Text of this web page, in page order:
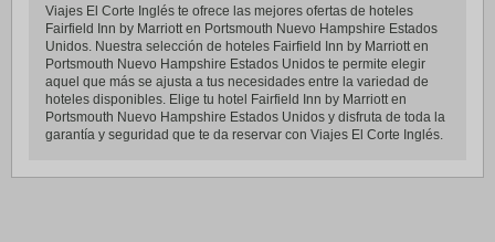
Viajes El Corte Inglés te ofrece las mejores ofertas de hoteles
Fairfield Inn by Marriott en Portsmouth Nuevo Hampshire Estados
Unidos. Nuestra selección de hoteles Fairfield Inn by Marriott en
Portsmouth Nuevo Hampshire Estados Unidos te permite elegir
aquel que más se ajusta a tus necesidades entre la variedad de
hoteles disponibles. Elige tu hotel Fairfield Inn by Marriott en
Portsmouth Nuevo Hampshire Estados Unidos y disfruta de toda la
garantía y seguridad que te da reservar con Viajes El Corte Inglés.